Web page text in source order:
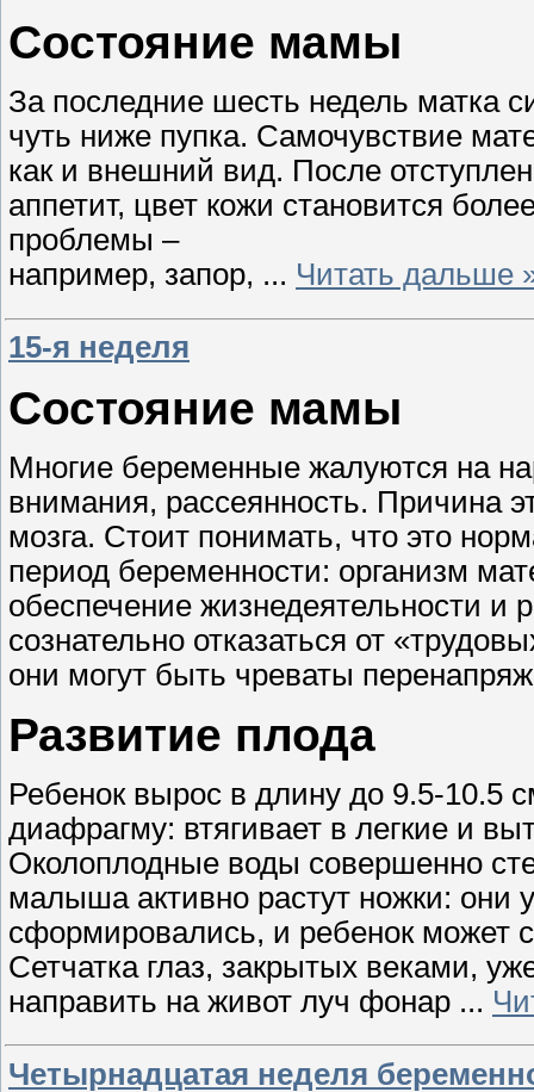
Состояние мамы
За последние шесть недель матка
чуть ниже пупка. Самочувствие
как и внешний вид. После
аппетит, цвет кожи становится
проблемы –
например, запор, ... Читать дальше
15-я неделя
Состояние мамы
Многие беременные жалуются на
внимания, рассеянность. Причина
мозга. Стоит понимать, что это
период беременности: организм
обеспечение жизнедеятельности и
сознательно отказаться от
они могут быть чреваты
Развитие плода
Ребенок вырос в длину до 9.5-10.5
диафрагму: втягивает в легкие и
Околоплодные воды совершенно
малыша активно растут ножки: они
сформировались, и ребенок может
Сетчатка глаз, закрытых веками,
направить на живот луч фонар ...
Четырнадцатая неделя